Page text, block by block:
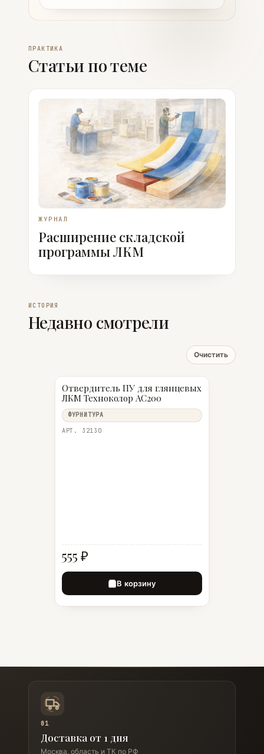
ПРАКТИКА
Статьи по теме
ЖУРНАЛ
Расширение складской
программы ЛКМ
ИСТОРИЯ
Недавно смотрели
Очистить
Отвердитель ПУ для глянцевых
ЛКМ Техноколор AC200
ФУРНИТУРА
АРТ. 32130
555 ₽
В корзину
01
Доставка от 1 дня
Москва, область и ТК по РФ